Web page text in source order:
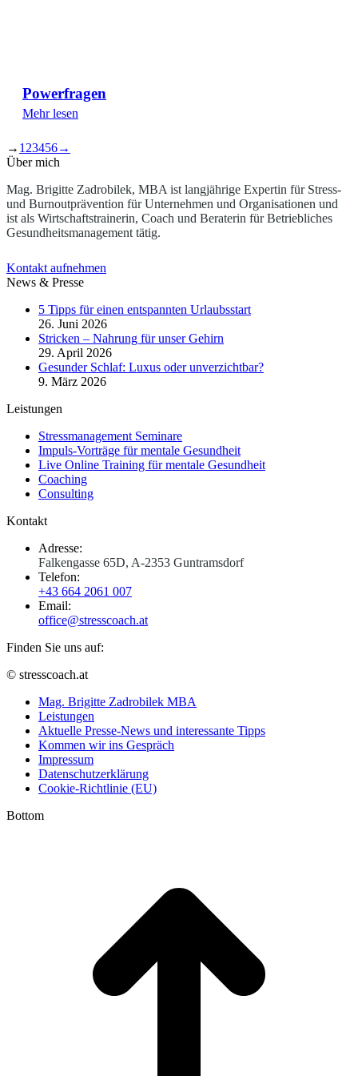
Powerfragen
Mehr lesen
→ 1 23456→
Über mich
Mag. Brigitte Zadrobilek, MBA ist langjährige Expertin für Stress-
und Burnoutprävention für Unternehmen und Organisationen und
ist als Wirtschaftstrainerin, Coach und Beraterin für Betriebliches
Gesundheitsmanagement tätig.
Kontakt aufnehmen
News & Presse
5 Tipps für einen entspannten Urlaubsstart
26. Juni 2026
Stricken – Nahrung für unser Gehirn
29. April 2026
Gesunder Schlaf: Luxus oder unverzichtbar?
9. März 2026
Leistungen
Stressmanagement Seminare
Impuls-Vorträge für mentale Gesundheit
Live Online Training für mentale Gesundheit
Coaching
Consulting
Kontakt
Adresse:
Falkengasse 65D, A-2353 Guntramsdorf
Telefon:
+43 664 2061 007
Email:
office@stresscoach.at
Finden Sie uns auf:
YouTube
opens
new
window
Linkedin
opens
new
window
XING
opens
new
window
© stresscoach.at
Mag. Brigitte Zadrobilek MBA
Leistungen
Aktuelle Presse-News und interessante Tipps
Kommen wir ins Gespräch
Impressum
Datenschutzerklärung
Cookie-Richtlinie (EU)
Bottom